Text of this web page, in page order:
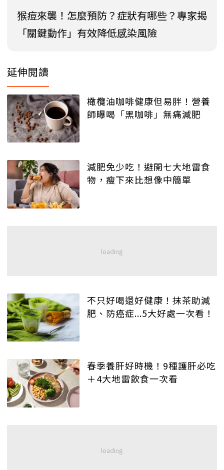
猴痘來襲！怎麼預防？症狀有哪些？專家揭
「關鍵動作」有效降低感染風險
延伸閱讀
橄欖油咖啡健康但易胖！營養
師曝喝「黑咖啡」無痛減肥
減肥免少吃！避開七大地雷食
物，瘦下來比想像中簡單
不只好喝還好健康！抹茶助減
肥、防癌症...5大好處一次看！
春季養肝好時機！9種護肝必吃
＋4大地雷飲食一次看